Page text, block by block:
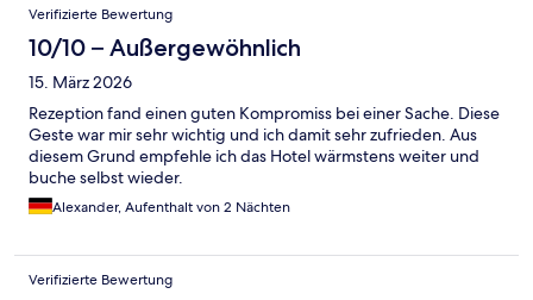
Verifizierte Bewertung
10/10 – Außergewöhnlich
15. März 2026
Rezeption fand einen guten Kompromiss bei einer Sache. Diese
Geste war mir sehr wichtig und ich damit sehr zufrieden. Aus
diesem Grund empfehle ich das Hotel wärmstens weiter und
buche selbst wieder.
Alexander, Aufenthalt von 2 Nächten
Verifizierte Bewertung